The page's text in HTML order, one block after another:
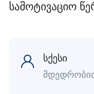
სამოტივაციო
სქესი